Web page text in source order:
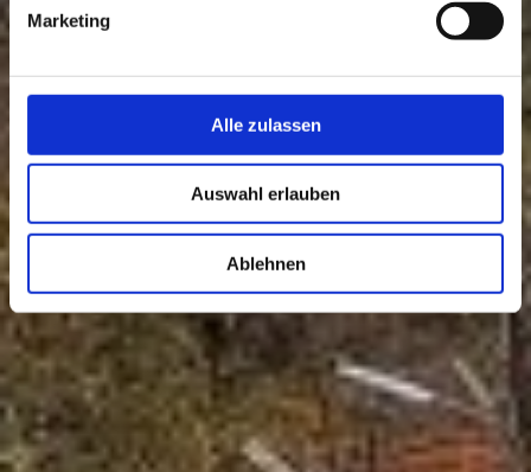
Marketing
Alle zulassen
Auswahl erlauben
Ablehnen